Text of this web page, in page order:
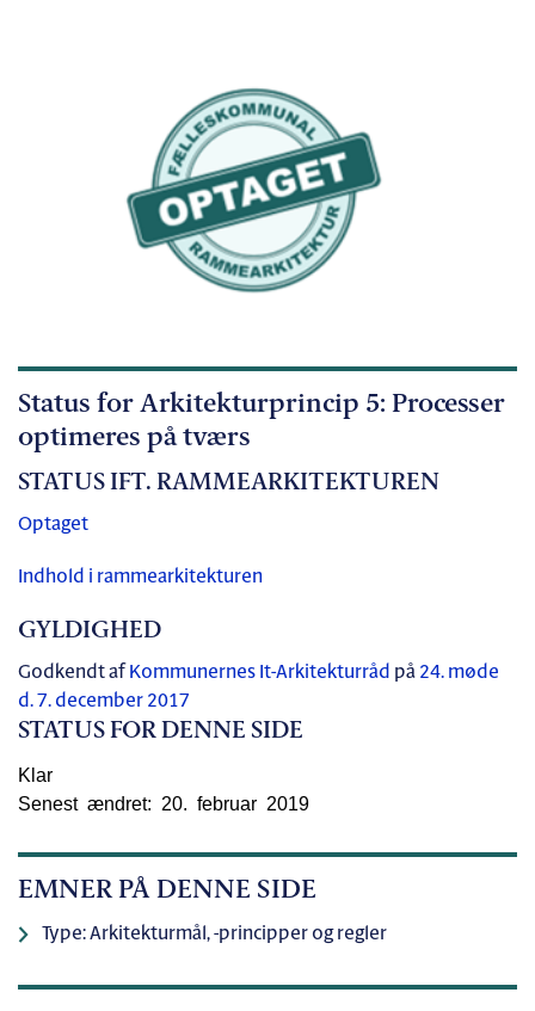
Status for Arkitekturprincip 5: Processer
optimeres på tværs
STATUS IFT. RAMMEARKITEKTUREN
Optaget
Indhold i rammearkitekturen
GYLDIGHED
Godkendt af Kommunernes It-Arkitekturråd på 24. møde
d. 7. december 2017
STATUS FOR DENNE SIDE
Klar
Senest ændret: 20. februar 2019
EMNER PÅ DENNE SIDE
Type: Arkitekturmål, -principper og regler